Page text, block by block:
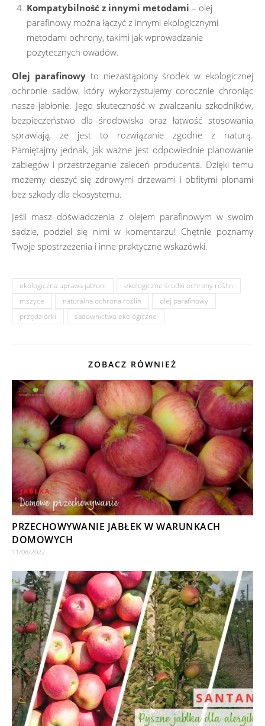
Kompatybilność z innymi metodami – olej
parafinowy można łączyć z innymi ekologicznymi
metodami ochrony, takimi jak wprowadzanie
pożytecznych owadów.
Olej parafinowyto niezastąpiony środek w ekologicznej
ochronie sadów, który wykorzystujemy corocznie chroniąc
nasze jabłonie. Jego skuteczność w zwalczaniu szkodników,
bezpieczeństwo dla środowiska oraz łatwość stosowania
sprawiają, że jest to rozwiązanie zgodne z naturą.
Pamiętajmy jednak, jak ważne jest odpowiednie planowanie
zabiegów i przestrzeganie zaleceń producenta. Dzięki temu
możemy cieszyć się zdrowymi drzewami i obfitymi plonami
bez szkody dla ekosystemu.
Jeśli masz doświadczenia z olejem parafinowym w swoim
sadzie, podziel się nimi w komentarzu! Chętnie poznamy
Twoje spostrzeżenia i inne praktyczne wskazówki.
ekologiczna uprawa jabłoni
ekologiczne środki ochrony roślin
mszyce
naturalna ochrona roślin
olej parafinowy
przędziorki
sadownictwo ekologiczne
ZOBACZ RÓWNIEŻ
PRZECHOWYWANIE JABŁEK W WARUNKACH
DOMOWYCH
11/08/2022